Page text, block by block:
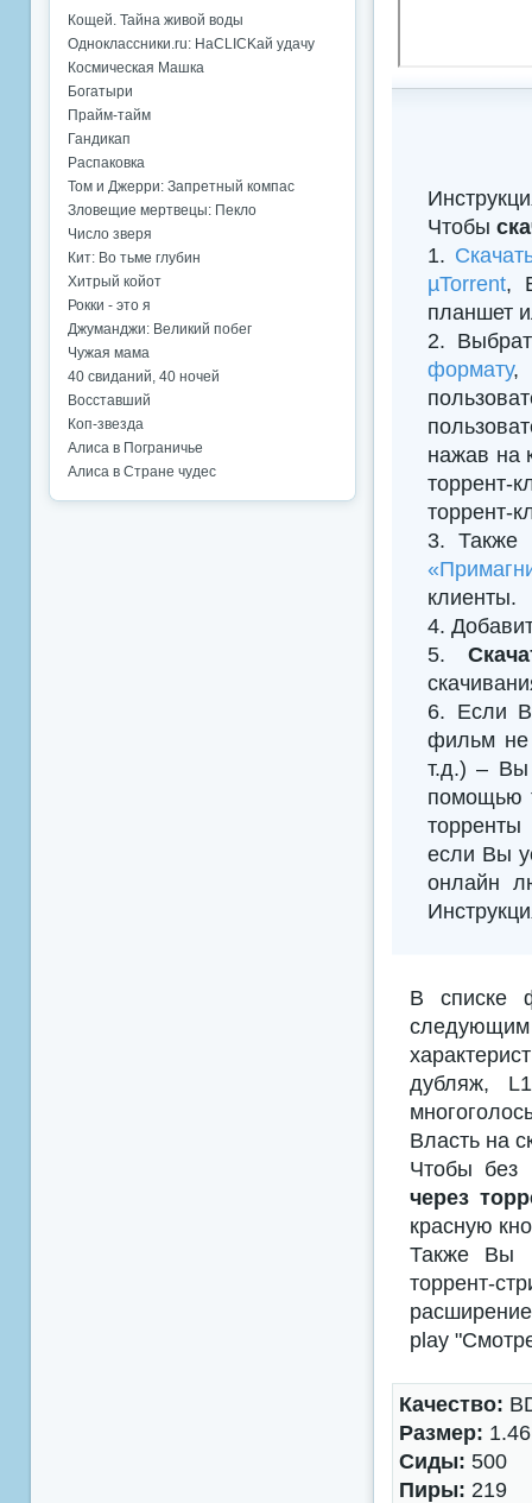
Чтобы
1.
µTorrent,
планшет
2.
формату,
нажав на
торрент-
торрент-
3. Также
клиенты.
4.
5.
6. Если
фильм не
т.д.) – Вы
помощью
если Вы
онлайн
В списке
дубляж,
Власть на
Чтобы без
через
красную
Также Вы
торрент-
play
Качество:
Размер:
Сиды: 500
Пиры: 219
Кощей. Тайна живой воды
Одноклассники.ru: НаCLICKай удачу
Космическая Машка
Богатыри
Прайм-тайм
Гандикап
Распаковка
Том и Джерри: Запретный компас
Зловещие мертвецы: Пекло
Число зверя
Кит: Во тьме глубин
Хитрый койот
Рокки - это я
Джуманджи: Великий побег
Чужая мама
40 свиданий, 40 ночей
Восставший
Коп-звезда
Алиса в Пограничье
Алиса в Стране чудес